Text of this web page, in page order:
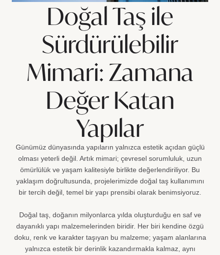
Doğal Taş ile
Sürdürülebilir
Mimari: Zamana
Değer Katan
Yapılar
Günümüz dünyasında yapıların yalnızca estetik açıdan güçlü
olması yeterli değil. Artık mimari; çevresel sorumluluk, uzun
ömürlülük ve yaşam kalitesiyle birlikte değerlendiriliyor. Bu
yaklaşım doğrultusunda, projelerimizde doğal taş kullanımını
bir tercih değil, temel bir yapı prensibi olarak benimsiyoruz.
Doğal taş, doğanın milyonlarca yılda oluşturduğu en saf ve
dayanıklı yapı malzemelerinden biridir. Her biri kendine özgü
doku, renk ve karakter taşıyan bu malzeme; yaşam alanlarına
yalnızca estetik bir derinlik kazandırmakla kalmaz, aynı